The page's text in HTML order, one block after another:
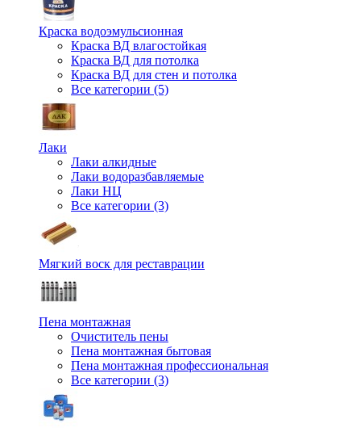
Краска водоэмульсионная
Краска ВД влагостойкая
Краска ВД для потолка
Краска ВД для стен и потолка
Все категории (5)
Лаки
Лаки алкидные
Лаки водоразбавляемые
Лаки НЦ
Все категории (3)
Мягкий воск для реставрации
Пена монтажная
Очиститель пены
Пена монтажная бытовая
Пена монтажная профессиональная
Все категории (3)